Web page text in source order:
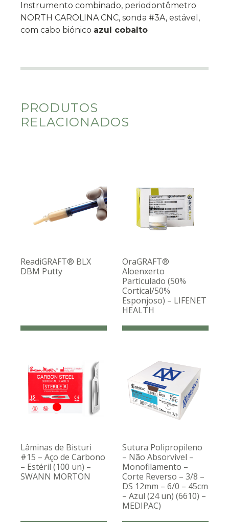
Instrumento combinado, periodontômetro
NORTH CAROLINA CNC, sonda #3A, estável,
com cabo biónico azul cobalto
PRODUTOS
RELACIONADOS
ReadiGRAFT® BLX
DBM Putty
OraGRAFT®
Aloenxerto
Particulado (50%
Cortical/50%
Esponjoso) – LIFENET
HEALTH
Lâminas de Bisturi
#15 – Aço de Carbono
– Estéril (100 un) –
SWANN MORTON
Sutura Polipropileno
– Não Absorvivel –
Monofilamento –
Corte Reverso – 3/8 –
DS 12mm – 6/0 – 45cm
– Azul (24 un) (6610) –
MEDIPAC)